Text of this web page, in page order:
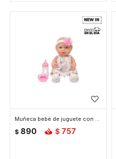
Muñeca bebé de juguete con accesorios - Blanco
$ 890 $ 757